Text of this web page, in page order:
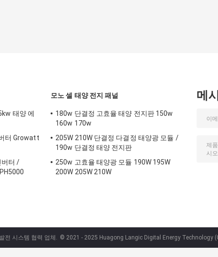
태양 에
터 Growatt
버터 /
모노 셀 태양 전지 패널
180w 단결정 고효율 태양 전지판 150w
160w 170w
205W 210W 단결정 다결정 태양광 모듈 /
190w 단결정 태양 전지판
250w 고효율 태양광 모듈 190W 195W
200W 205W 210W
메
전 시스템 협력 업체. © 2021 - 2025 Huagong Langic Digital Energy Technology